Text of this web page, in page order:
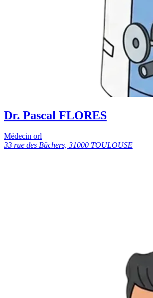
Dr. Pascal FLORES
Médecin orl
33 rue des Bûchers, 31000 TOULOUSE